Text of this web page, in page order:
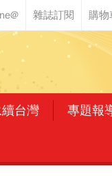
續台灣 專題報